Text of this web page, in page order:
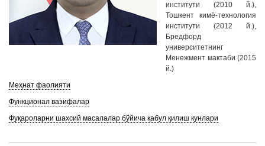
институти (2010 й.),
Тошкент кимё-технология
институти (2012 й.),
Бредфорд
университетнинг
Менежмент мактаби (2015
й.)
Меҳнат фаолияти
Функционал вазифалар
Фуқароларни шахсий масалалар бўйича қабул қилиш кунлари